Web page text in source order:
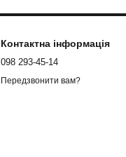
Контактна інформація
098 293-45-14
Передзвонити вам?